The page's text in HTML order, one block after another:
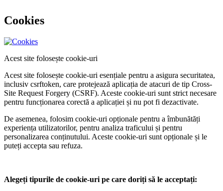
Cookies
Acest site folosește cookie-uri
Acest site folosește cookie-uri esențiale pentru a asigura securitatea,
inclusiv csrftoken, care protejează aplicația de atacuri de tip Cross-
Site Request Forgery (CSRF). Aceste cookie-uri sunt strict necesare
pentru funcționarea corectă a aplicației și nu pot fi dezactivate.
De asemenea, folosim cookie-uri opționale pentru a îmbunătăți
experiența utilizatorilor, pentru analiza traficului și pentru
personalizarea conținutului. Aceste cookie-uri sunt opționale și le
puteți accepta sau refuza.
Alegeți tipurile de cookie-uri pe care doriți să le acceptați: